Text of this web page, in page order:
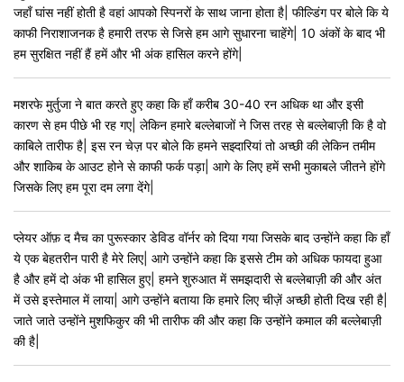
जहाँ घांस नहीं होती है वहां आपको स्पिनरों के साथ जाना होता है| फील्डिंग पर बोले कि ये
काफी निराशाजनक है हमारी तरफ से जिसे हम आगे सुधारना चाहेंगे| 10 अंकों के बाद भी
हम सुरक्षित नहीं हैं हमें और भी अंक हासिल करने होंगे|
मशरफे मुर्तुजा ने बात करते हुए कहा कि हाँ करीब 30-40 रन अधिक था और इसी
कारण से हम पीछे भी रह गए| लेकिन हमारे बल्लेबाजों ने जिस तरह से बल्लेबाज़ी कि है वो
काबिले तारीफ है| इस रन चेज़ पर बोले कि हमने सझ्दारियां तो अच्छी की लेकिन तमीम
और शाकिब के आउट होने से काफी फर्क पड़ा| आगे के लिए हमें सभी मुकाबले जीतने होंगे
जिसके लिए हम पूरा दम लगा देंगे|
प्लेयर ऑफ़ द मैच का पुरूस्कार डेविड वॉर्नर को दिया गया जिसके बाद उन्होंने कहा कि हाँ
ये एक बेहतरीन पारी है मेरे लिए| आगे उन्होंने कहा कि इससे टीम को अधिक फायदा हुआ
है और हमें दो अंक भी हासिल हुए| हमने शुरुआत में समझदारी से बल्लेबाज़ी की और अंत
में उसे इस्तेमाल में लाया| आगे उन्होंने बताया कि हमारे लिए चीज़ें अच्छी होती दिख रही है|
जाते जाते उन्होंने मुशफिकुर की भी तारीफ की और कहा कि उन्होंने कमाल की बल्लेबाज़ी
की है|